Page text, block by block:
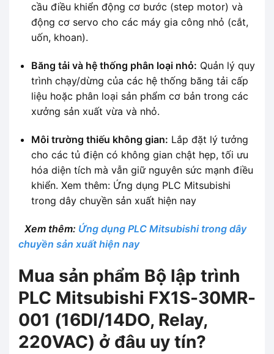
cầu điều khiển động cơ bước (step motor) và
động cơ servo cho các máy gia công nhỏ (cắt,
uốn, khoan).
Băng tải và hệ thống phân loại nhỏ: Quản lý quy
trình chạy/dừng của các hệ thống băng tải cấp
liệu hoặc phân loại sản phẩm cơ bản trong các
xưởng sản xuất vừa và nhỏ.
Môi trường thiếu không gian: Lắp đặt lý tưởng
cho các tủ điện có không gian chật hẹp, tối ưu
hóa diện tích mà vẫn giữ nguyên sức mạnh điều
khiển. Xem thêm: Ứng dụng PLC Mitsubishi
trong dây chuyền sản xuất hiện nay
Xem thêm: Ứng dụng PLC Mitsubishi trong dây
chuyền sản xuất hiện nay
Mua sản phẩm Bộ lập trình
PLC Mitsubishi FX1S-30MR-
001 (16DI/14DO, Relay,
220VAC) ở đâu uy tín?